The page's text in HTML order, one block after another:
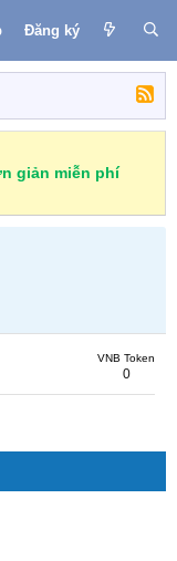
Đăng ký
giản miễn phí
VNB Token
0